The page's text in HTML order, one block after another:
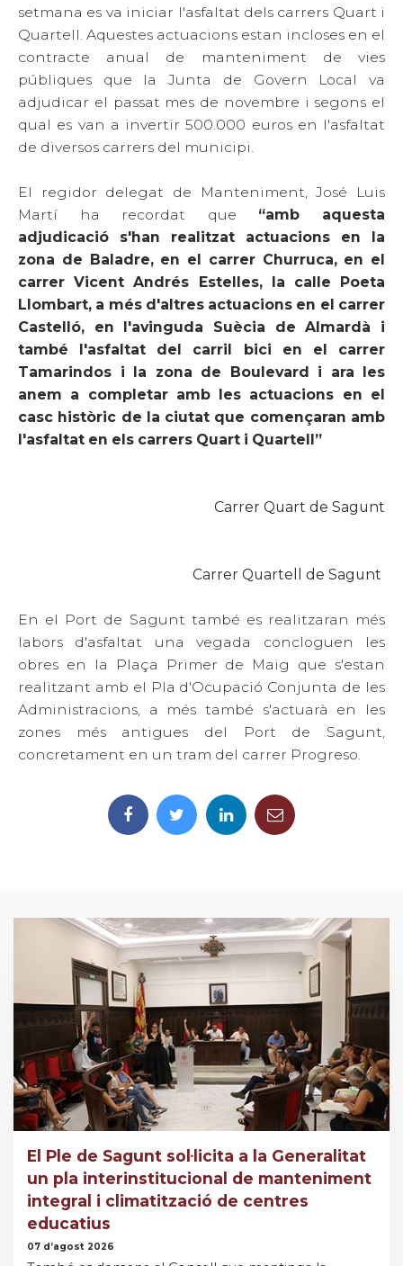
setmana es va iniciar l'asfaltat dels carrers Quart i
Quartell. Aquestes actuacions estan incloses en el
contracte anual de manteniment de vies
públiques que la Junta de Govern Local va
adjudicar el passat mes de novembre i segons el
qual es van a invertir 500.000 euros en l'asfaltat
de diversos carrers del municipi.
El regidor delegat de Manteniment, José Luis
Martí ha recordat que “amb aquesta
adjudicació s'han realitzat actuacions en la
zona de Baladre, en el carrer Churruca, en el
carrer Vicent Andrés Estelles, la calle Poeta
Llombart, a més d'altres actuacions en el carrer
Castelló, en l'avinguda Suècia de Almardà i
també l'asfaltat del carril bici en el carrer
Tamarindos i la zona de Boulevard i ara les
anem a completar amb les actuacions en el
casc històric de la ciutat que començaran amb
l'asfaltat en els carrers Quart i Quartell”
Carrer Quart de Sagunt
Carrer Quartell de Sagunt
En el Port de Sagunt també es realitzaran més
labors d'asfaltat una vegada concloguen les
obres en la Plaça Primer de Maig que s'estan
realitzant amb el Pla d'Ocupació Conjunta de les
Administracions, a més també s'actuarà en les
zones més antigues del Port de Sagunt,
concretament en un tram del carrer Progreso.
El Ple de Sagunt sol·licita a la Generalitat
un pla interinstitucional de manteniment
integral i climatització de centres
educatius
07 d’agost 2026